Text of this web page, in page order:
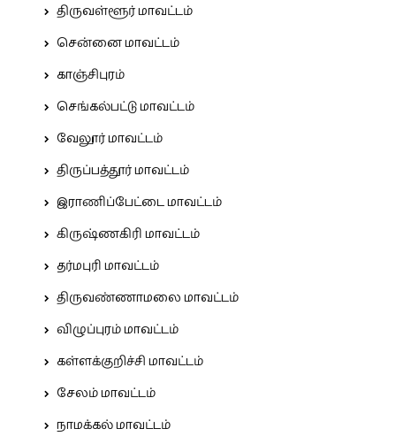
திருவள்ளூர் மாவட்டம்
சென்னை மாவட்டம்
காஞ்சிபுரம்
செங்கல்பட்டு மாவட்டம்
வேலூர் மாவட்டம்
திருப்பத்தூர் மாவட்டம்
இராணிப்பேட்டை மாவட்டம்
கிருஷ்ணகிரி மாவட்டம்
தர்மபுரி மாவட்டம்
திருவண்ணாமலை மாவட்டம்
விழுப்புரம் மாவட்டம்
கள்ளக்குறிச்சி மாவட்டம்
சேலம் மாவட்டம்
நாமக்கல் மாவட்டம்